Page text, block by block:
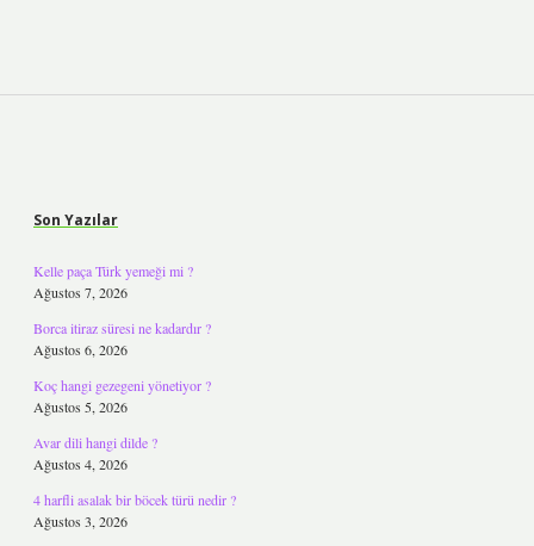
Son Yazılar
Kelle paça Türk yemeği mi ?
Ağustos 7, 2026
Borca itiraz süresi ne kadardır ?
Ağustos 6, 2026
Koç hangi gezegeni yönetiyor ?
Ağustos 5, 2026
Avar dili hangi dilde ?
Ağustos 4, 2026
4 harfli asalak bir böcek türü nedir ?
Ağustos 3, 2026